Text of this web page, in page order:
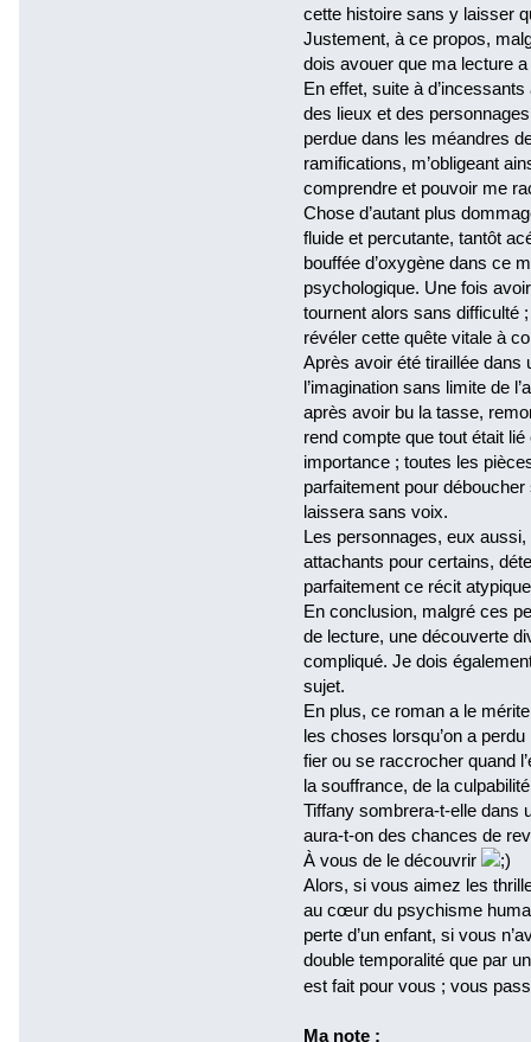
cette histoire sans y laisser
Justement, à ce propos,
dois avouer que ma lecture
En effet, suite à
des lieux et des
perdue dans les méandres
ramifications, m’obligeant
comprendre et pouvoir me
Chose d’autant plus
fluide et percutante, tantôt
bouffée d’oxygène dans ce
psychologique. Une fois
tournent alors sans difficulté
révéler cette quête vitale à
Après avoir été tiraillée dans
l’imagination sans limite de
après avoir bu la tasse,
rend compte que tout était
importance ; toutes les
parfaitement pour
laissera sans voix.
Les personnages, eux
attachants pour certains,
parfaitement ce récit
En conclusion, malgré ces
de lecture, une découverte
compliqué. Je dois
sujet.
En plus, ce roman a le
les choses lorsqu’on a
fier ou se raccrocher quand
la souffrance, de la
Tiffany sombrera-t-elle dans
aura-t-on des chances de
À vous de le découvrir
Alors, si vous aimez les
au cœur du psychisme
perte d’un enfant, si vous
double temporalité que par
est fait pour vous ; vous
Ma note :